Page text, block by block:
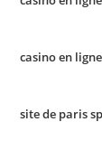
casino en
site de paris